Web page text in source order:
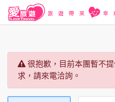
很抱歉，目前本團暫不
求，請來電洽詢。